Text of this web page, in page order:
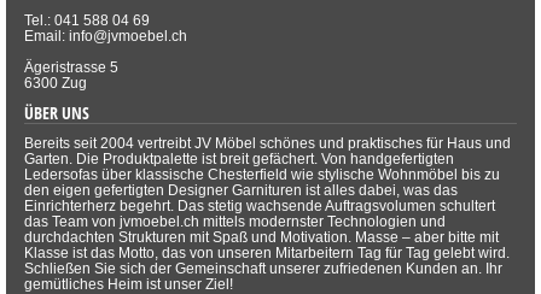
Tel.: 041 588 04 69
Email: info@jvmoebel.ch
Ägeristrasse 5
6300 Zug
ÜBER UNS
Bereits seit 2004 vertreibt JV Möbel schönes und praktisches für Haus und
Garten. Die Produktpalette ist breit gefächert. Von handgefertigten
Ledersofas über klassische Chesterfield wie stylische Wohnmöbel bis zu
den eigen gefertigten Designer Garnituren ist alles dabei, was das
Einrichterherz begehrt. Das stetig wachsende Auftragsvolumen schultert
das Team von jvmoebel.ch mittels modernster Technologien und
durchdachten Strukturen mit Spaß und Motivation. Masse – aber bitte mit
Klasse ist das Motto, das von unseren Mitarbeitern Tag für Tag gelebt wird.
Schließen Sie sich der Gemeinschaft unserer zufriedenen Kunden an. Ihr
gemütliches Heim ist unser Ziel!